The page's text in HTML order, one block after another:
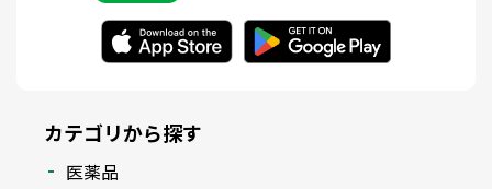
カテゴリから探す
医薬品